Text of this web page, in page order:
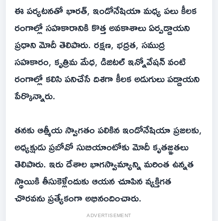
ఈ పర్యటనతో భారత్‌, ఇండోనేషియా మధ్య పలు కీలక
రంగాల్లో సహకారానికి కొత్త అవకాశాలు ఏర్పడ్డాయని
ప్రధాని మోదీ తెలిపారు. రక్షణ, భద్రత, సముద్ర
సహకారం, కృత్రిమ మేధ, డిజిటల్‌ ఇన్నోవేషన్‌ వంటి
రంగాల్లో కలిసి పనిచేసే దిశగా కీలక అడుగులు పడ్డాయని
పేర్కొన్నారు.
తనకు ఆత్మీయ స్వాగతం పలికిన ఇండోనేషియా ప్రజలకు,
అధ్యక్షుడు ప్రబోవో సుబియాంటోకు మోదీ కృతజ్ఞతలు
తెలిపారు. ఇరు దేశాల భాగస్వామ్యాన్ని మరింత ఉన్నత
స్థాయికి తీసుకెళ్లేందుకు ఆయన చూపిన వ్యక్తిగత
చొరవను ప్రత్యేకంగా అభినందించారు.
ADVERTISEMENT